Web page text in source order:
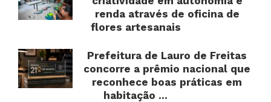
renda através de oficina de
flores artesanais
Prefeitura de Lauro de Freitas
concorre a prêmio nacional que
reconhece boas práticas em
habitação ...